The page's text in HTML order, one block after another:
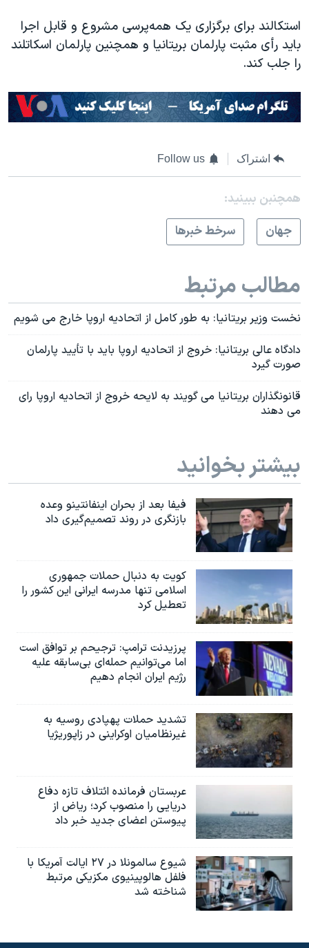
استکالند برای برگزاری یک همه‌پرسی مشروع و قابل اجرا
باید رأی مثبت پارلمان بریتانیا و همچنین پارلمان اسکاتلند
را جلب کند.
اشتراک Follow us
همچنبن ببینید:
جهان
سرخط خبرها
مطالب مرتبط
نخست وزیر بریتانیا: به طور کامل از اتحادیه اروپا خارج می شویم
دادگاه عالی بریتانیا: خروج از اتحادیه اروپا باید با تأیید پارلمان
صورت گیرد
قانونگذاران بریتانیا می گویند به لایحه خروج از اتحادیه اروپا رای
می دهند
بیشتر بخوانید
فیفا بعد از بحران اینفانتینو وعده
بازنگری در روند تصمیم‌گیری داد
کویت به دنبال حملات جمهوری
اسلامی تنها مدرسه ایرانی این کشور را
تعطیل کرد
پرزیدنت ترامپ: ترجیحم بر توافق است
اما می‌توانیم حمله‌ای بی‌سابقه علیه
رژیم ایران انجام دهیم
تشدید حملات پهپادی روسیه به
غیرنظامیان اوکراینی در زاپوریژیا
عربستان فرمانده ائتلاف تازه دفاع
دریایی را منصوب کرد؛ ریاض از
پیوستن اعضای جدید خبر داد
شیوع سالمونلا در ۲۷ ایالت آمریکا با
فلفل هالوپینیوی مکزیکی مرتبط
شناخته شد